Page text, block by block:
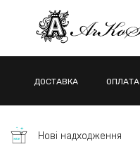
ДОСТАВКА ОПЛАТА
Нові надходження